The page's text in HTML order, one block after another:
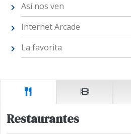
Así nos ven
Internet Arcade
La favorita
Restaurantes